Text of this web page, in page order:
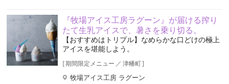
『牧場アイス工房ラグーン』が届ける搾り
たて生乳アイスで、暑さを乗り切る。
【おすすめはトリプル】なめらかな口どけの極上
アイスを堪能しよう。
[期間限定メニュー ／ 津幡町]
牧場アイス工房 ラグーン